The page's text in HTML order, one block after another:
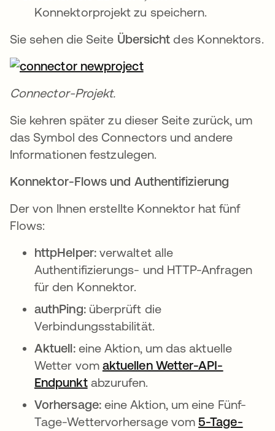
Konnektorprojekt zu speichern.
Sie sehen die Seite Übersicht des Konnektors.
Connector-Projekt.
Sie kehren später zu dieser Seite zurück, um
das Symbol des Connectors und andere
Informationen festzulegen.
Konnektor-Flows und Authentifizierung
Der von Ihnen erstellte Konnektor hat fünf
Flows:
httpHelper:verwaltet alle
Authentifizierungs- und HTTP-Anfragen
für den Konnektor.
authPing:überprüft die
Verbindungsstabilität.
Aktuell:eine Aktion, um das aktuelle
Wetter vom aktuellen Wetter-API-
Endpunktwird in einer neuen
abzurufen.
Vorhersage:eine Aktion, um eine Fünf-
Tage-Wettervorhersage vom5-Tage-